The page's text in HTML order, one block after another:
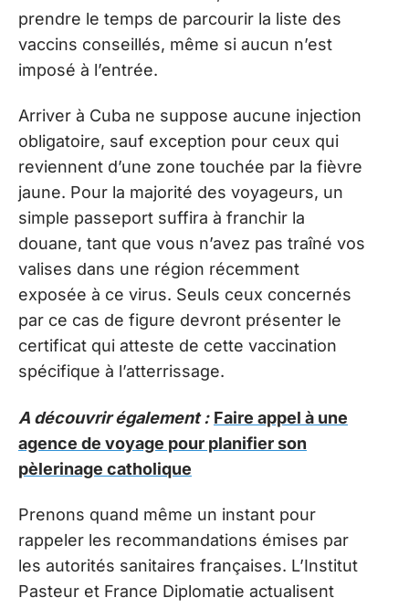
prendre le temps de parcourir la liste des
vaccins conseillés, même si aucun n’est
imposé à l’entrée.
Arriver à Cuba ne suppose aucune injection
obligatoire, sauf exception pour ceux qui
reviennent d’une zone touchée par la fièvre
jaune. Pour la majorité des voyageurs, un
simple passeport suffira à franchir la
douane, tant que vous n’avez pas traîné vos
valises dans une région récemment
exposée à ce virus. Seuls ceux concernés
par ce cas de figure devront présenter le
certificat qui atteste de cette vaccination
spécifique à l’atterrissage.
A découvrir également : Faire appel à une
agence de voyage pour planifier son
pèlerinage catholique
Prenons quand même un instant pour
rappeler les recommandations émises par
les autorités sanitaires françaises. L’Institut
Pasteur et France Diplomatie actualisent